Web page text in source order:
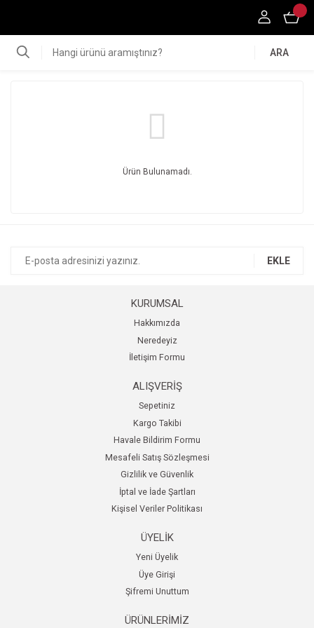
ARA
Ürün Bulunamadı.
EKLE
KURUMSAL
Hakkımızda
Neredeyiz
İletişim Formu
ALIŞVERİŞ
Sepetiniz
Kargo Takibi
Havale Bildirim Formu
Mesafeli Satış Sözleşmesi
Gizlilik ve Güvenlik
İptal ve İade Şartları
Kişisel Veriler Politikası
ÜYELİK
Yeni Üyelik
Üye Girişi
Şifremi Unuttum
ÜRÜNLERİMİZ